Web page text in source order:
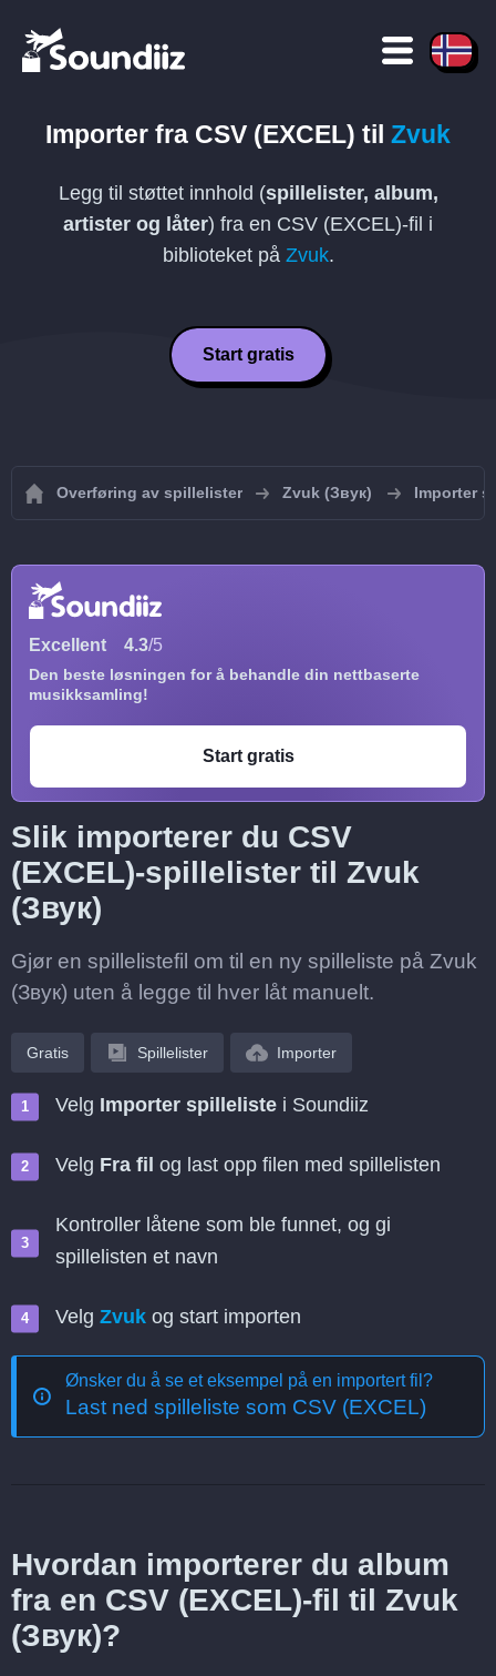
Importer fra CSV (EXCEL) til Zvuk
Legg til støttet innhold (spillelister, album,
artister og låter) fra en CSV (EXCEL)-fil i
biblioteket på Zvuk.
Start gratis
Overføring av spillelister Zvuk (Звук) Importer
Excellent 4.3/5
Den beste løsningen for å behandle din nettbaserte
musikksamling!
Start gratis
Slik importerer du CSV
(EXCEL)-spillelister til Zvuk
(Звук)
Gjør en spillelistefil om til en ny spilleliste på Zvuk
(Звук) uten å legge til hver låt manuelt.
Gratis Spillelister Importer
Velg Importer spilleliste i Soundiiz
Velg Fra fil og last opp filen med spillelisten
Kontroller låtene som ble funnet, og gi
spillelisten et navn
Velg Zvuk og start importen
Ønsker du å se et eksempel på en importert fil?
Last ned spilleliste som CSV (EXCEL)
Hvordan importerer du album
fra en CSV (EXCEL)-fil til Zvuk
(Звук)?